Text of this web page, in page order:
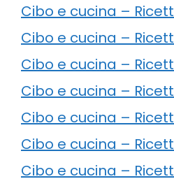
Cibo e cucina –
Cibo e cucina –
Cibo e cucina –
Cibo e cucina –
Cibo e cucina –
Cibo e cucina –
Cibo e cucina –